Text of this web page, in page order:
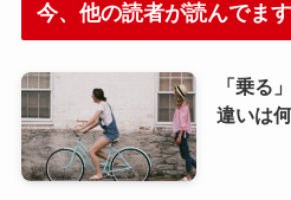
今、他の読者が読んでます
「乗る
違いは